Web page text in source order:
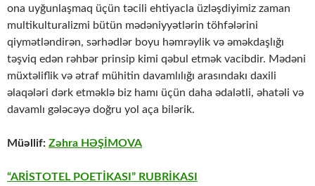
ona uyğunlaşmaq üçün təcili ehtiyacla üzləşdiyimiz zaman
multikulturalizmi bütün mədəniyyətlərin töhfələrini
qiymətləndirən, sərhədlər boyu həmrəylik və əməkdaşlığı
təşviq edən rəhbər prinsip kimi qəbul etmək vacibdir. Mədəni
müxtəliflik və ətraf mühitin davamlılığı arasındakı daxili
əlaqələri dərk etməklə biz hamı üçün daha ədalətli, əhatəli və
davamlı gələcəyə doğru yol aça bilərik.
Müəllif: Zəhra HƏŞİMOVA
“ARİSTOTEL POETİKASI” RUBRİKASI